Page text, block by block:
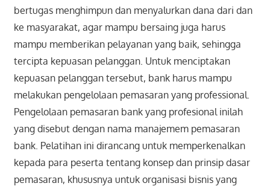
bertugas menghimpun dan menyalurkan dana dari dan
ke masyarakat, agar mampu bersaing juga harus
mampu memberikan pelayanan yang baik, sehingga
tercipta kepuasan pelanggan. Untuk menciptakan
kepuasan pelanggan tersebut, bank harus mampu
melakukan pengelolaan pemasaran yang professional.
Pengelolaan pemasaran bank yang profesional inilah
yang disebut dengan nama manajemem pemasaran
bank. Pelatihan ini dirancang untuk memperkenalkan
kepada para peserta tentang konsep dan prinsip dasar
pemasaran, khususnya untuk organisasi bisnis yang